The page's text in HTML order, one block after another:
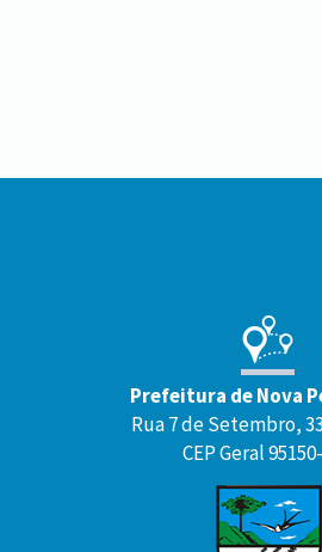
Prefeitura de Nova
Rua 7 de Setembro,
CEP Geral